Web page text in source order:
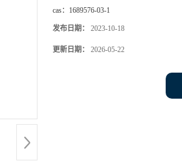
cas： 1689576-03-1
发布日期： 2023-10-18
更新日期： 2026-05-22